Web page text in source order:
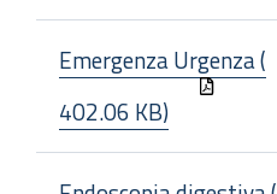
Emergenza Urgenza (
402.06 KB)